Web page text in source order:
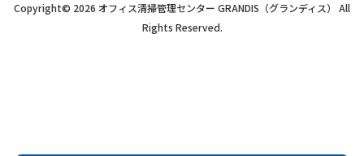
Copyright© 2026 オフィス清掃管理センター GRANDIS（グランディス） All
Rights Reserved.